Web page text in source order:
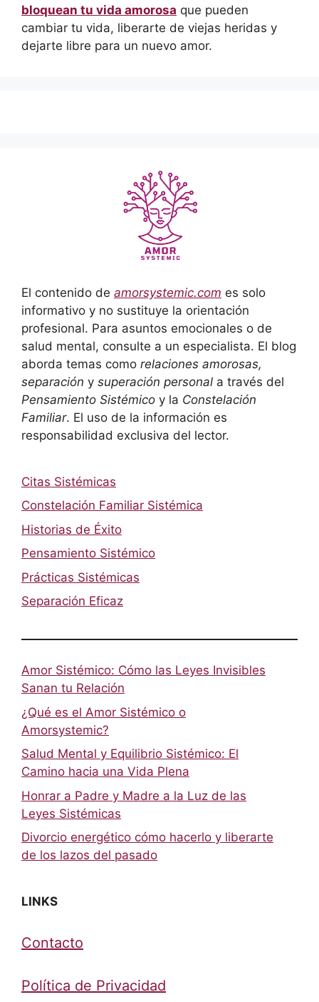
bloquean tu vida amorosa que pueden
cambiar tu vida, liberarte de viejas heridas y
dejarte libre para un nuevo amor.
El contenido de amorsystemic.com es solo
informativo y no sustituye la orientación
profesional. Para asuntos emocionales o de
salud mental, consulte a un especialista. El blog
aborda temas como relaciones amorosas,
separación y superación personal a través del
Pensamiento Sistémico y la Constelación
Familiar. El uso de la información es
responsabilidad exclusiva del lector.
Citas Sistémicas
Constelación Familiar Sistémica
Historias de Éxito
Pensamiento Sistémico
Prácticas Sistémicas
Separación Eficaz
Amor Sistémico: Cómo las Leyes Invisibles
Sanan tu Relación
¿Qué es el Amor Sistémico o
Amorsystemic?
Salud Mental y Equilibrio Sistémico: El
Camino hacia una Vida Plena
Honrar a Padre y Madre a la Luz de las
Leyes Sistémicas
Divorcio energético cómo hacerlo y liberarte
de los lazos del pasado
LINKS
Contacto
Política de Privacidad